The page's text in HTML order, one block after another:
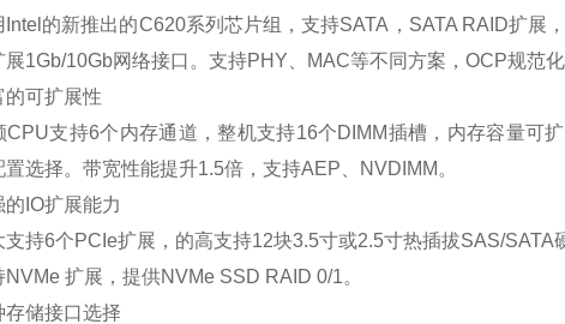
的新推出的C620系列芯片组，支持SATA，SATA RAID扩展
展1Gb/10Gb网络接口。支持PHY、MAC等不同方案，OCP规范化
可扩展性
支持6个内存通道，整机支持16个DIMM插槽，内存容量可
置选择。带宽性能提升1.5倍，支持AEP、NVDIMM。
IO扩展能力
6个PCIe扩展，的高支持12块3.5寸或2.5寸热插拔SAS/SATA
扩展，提供NVMe SSD RAID 0/1。
储接口选择